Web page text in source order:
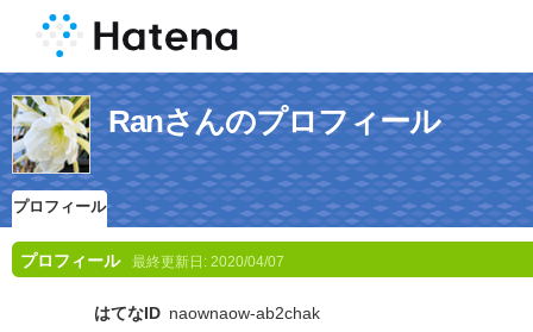
Ranさんのプロフィール
プロフィール
プロフィール 最終更新日: 2020/04/07
はてなID naownaow-ab2chak